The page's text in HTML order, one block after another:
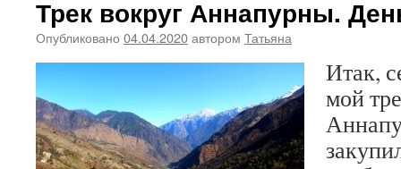
Трек вокруг Аннапурны.
Опубликовано 04.04.2020автором Татьяна
Итак,
мой